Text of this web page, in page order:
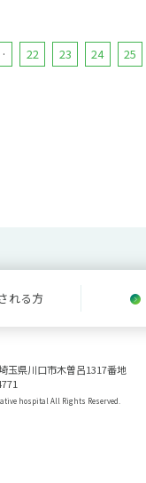
22 23 24 25
れる方
玉県川口市木曽呂1317番地
hospital All Rights Reserved.